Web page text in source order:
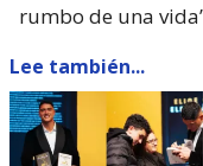
rumbo de una
Lee también...